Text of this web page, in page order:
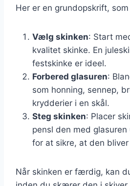
Her er en grundopskrift,
Vælg skinken: Start
kvalitet skinke. En
festskinke er ideel.
Forbered glasuren:
som honning, sennep,
krydderier i en skål.
Steg skinken: Placer
pensl den med
for at sikre, at den
Når skinken er færdig, kan